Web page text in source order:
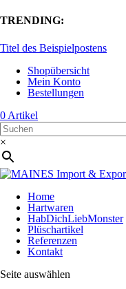
TRENDING:
Titel des Beispielpostens
Shopübersicht
Mein Konto
Bestellungen
0 Artikel
×
Home
Hartwaren
HabDichLiebMonster
Plüschartikel
Referenzen
Kontakt
Seite auswählen